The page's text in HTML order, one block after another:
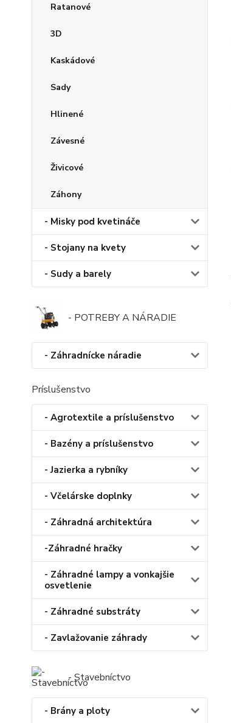
Ratanové
3D
Kaskádové
Sady
Hlinené
Závesné
Živicové
Záhony
- Misky pod kvetináče
- Stojany na kvety
- Sudy a barely
- POTREBY A NÁRADIE
- Záhradnícke náradie
Príslušenstvo
- Agrotextile a príslušenstvo
- Bazény a príslušenstvo
- Jazierka a rybníky
- Včelárske doplnky
- Záhradná architektúra
-Záhradné hračky
- Záhradné lampy a vonkajšie
osvetlenie
- Záhradné substráty
- Zavlažovanie záhrady
- Stavebníctvo
- Brány a ploty